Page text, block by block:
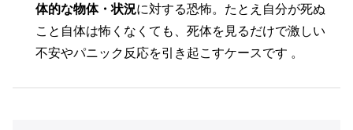
体的な物体・状況に対する恐怖。たとえ自分が死ぬ
こと自体は怖くなくても、死体を見るだけで激しい
不安やパニック反応を引き起こすケースです 。